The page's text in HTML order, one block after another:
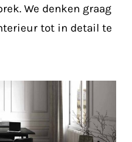
We denken graag
tot in detail te